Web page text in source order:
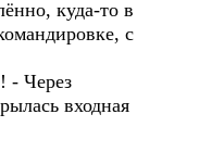
куда-то в
с
- Через
входная